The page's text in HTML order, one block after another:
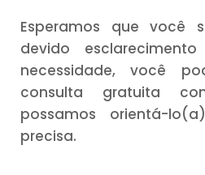
Esperamos que você
devido
necessidade, você
consulta gratuita
possamos orientá-
precisa.